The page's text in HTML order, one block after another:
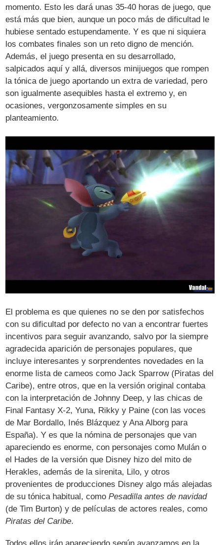
momento. Esto les dará unas 35-40 horas de juego, que
está más que bien, aunque un poco más de dificultad le
hubiese sentado estupendamente. Y es que ni siquiera
los combates finales son un reto digno de mención.
Además, el juego presenta en su desarrollado,
salpicados aquí y allá, diversos minijuegos que rompen
la tónica de juego aportando un extra de variedad, pero
son igualmente asequibles hasta el extremo y, en
ocasiones, vergonzosamente simples en su
planteamiento.
El problema es que quienes no se den por satisfechos
con su dificultad por defecto no van a encontrar fuertes
incentivos para seguir avanzando, salvo por la siempre
agradecida aparición de personajes populares, que
incluye interesantes y sorprendentes novedades en la
enorme lista de cameos como Jack Sparrow (Piratas del
Caribe), entre otros, que en la versión original contaba
con la interpretación de Johnny Deep, y las chicas de
Final Fantasy X-2, Yuna, Rikky y Paine (con las voces
de Mar Bordallo, Inés Blázquez y Ana Alborg para
España). Y es que la nómina de personajes que van
apareciendo es enorme, con personajes como Mulán o
el Hades de la versión que Disney hizo del mito de
Herakles, además de la sirenita, Lilo, y otros
provenientes de producciones Disney algo más alejadas
de su tónica habitual, comoPesadilla antes de navidad
(de Tim Burton) y de películas de actores reales, como
Piratas del Caribe.